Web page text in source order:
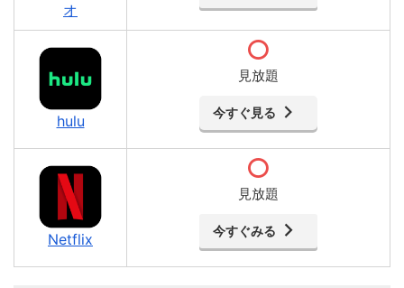
オ
hulu
見放題
今すぐ見る
Netflix
見放題
今すぐみる